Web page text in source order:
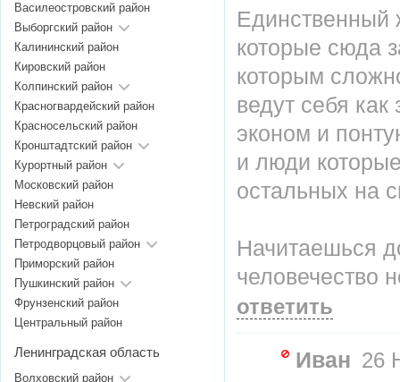
которые сюда
которым
ведут себя
эконом и
и люди
остальных на
Начитаешься
человечество
ответить
Иван 26
Василеостровский район
Выборгский район
Калининский район
Кировский район
Колпинский район
Красногвардейский район
Красносельский район
Кронштадтский район
Курортный район
Московский район
Невский район
Петроградский район
Петродворцовый район
Приморский район
Пушкинский район
Фрунзенский район
Центральный район
Ленинградская область
Волховский район